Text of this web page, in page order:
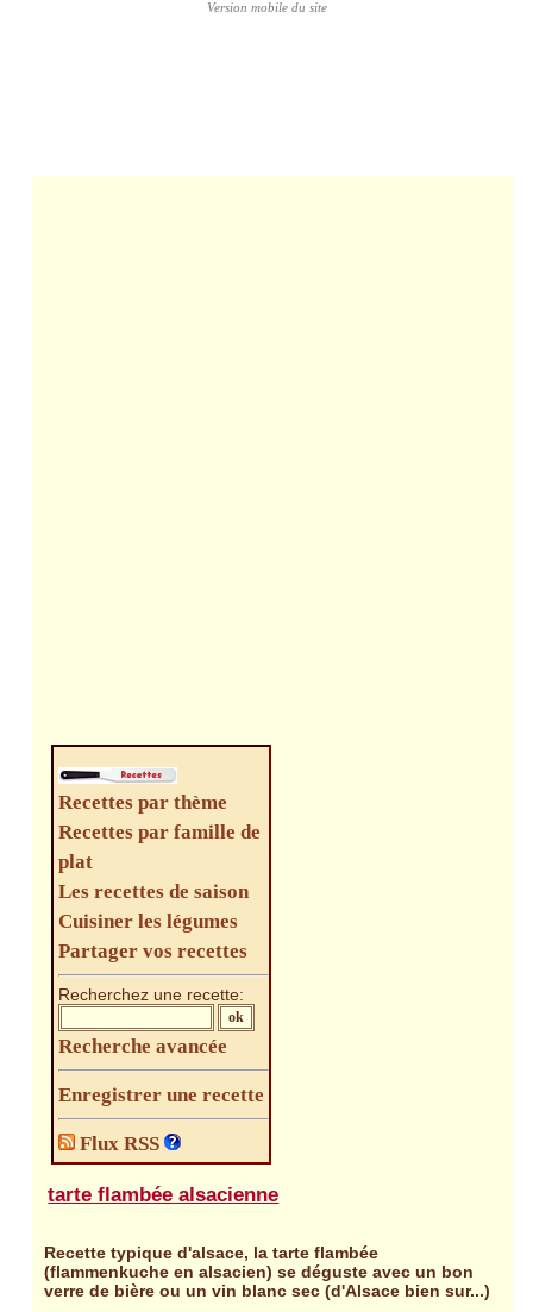
Recettes par thème
Recettes par famille de
plat
Les recettes de saison
Cuisiner les légumes
Partager vos recettes
Recherchez une recette:
Recherche avancée
Enregistrer une recette
Flux RSS
tarte flambée alsacienne
Recette typique d'alsace, la tarte flambée
(flammenkuche en alsacien) se déguste avec un bon
verre de bière ou un vin blanc sec (d'Alsace bien sur...)